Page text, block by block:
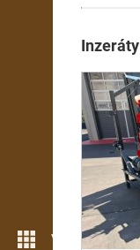
Více možností